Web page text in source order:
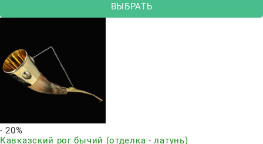
ВЫБРАТЬ
- 20%
Кавказский рог бычий (отделка - латунь)